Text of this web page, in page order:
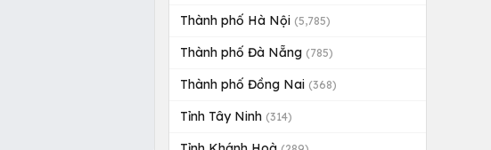
Thành phố Hà Nội (5,785)
Thành phố Đà Nẵng (785)
Thành phố Đồng Nai (368)
Tỉnh Tây Ninh (314)